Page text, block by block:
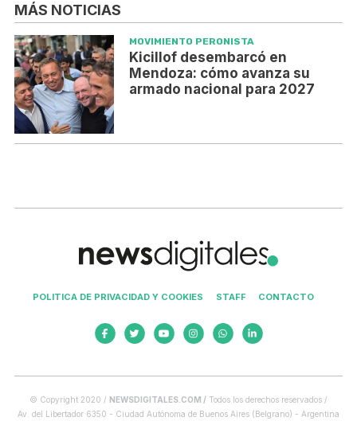
MÁS NOTICIAS
MOVIMIENTO PERONISTA
Kicillof desembarcó en
Mendoza: cómo avanza su
armado nacional para 2027
POLITICA DE PRIVACIDAD Y COOKIES STAFF CONTACTO
© Copyright 2020 / NEWSDIGITALES.COM / Todos los derechos reservados /
Av. del Libertador 6350 - Ciudad Autónoma de Buenos Aires (Belgrano) - Argentina